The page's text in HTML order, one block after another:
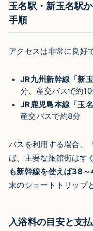
玉名駅・新玉名駅
手順
アクセスは非常に良好
JR九州新幹線「新
分、産交バスで約
JR鹿児島本線「玉
産交バスで約8分
バスを利用する場合、
ば、主要な旅館街はす
も新幹線を使えば38
末のショートトリップ
入浴料の目安と支